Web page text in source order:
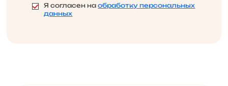
Я согласен наобработку персональных
данных